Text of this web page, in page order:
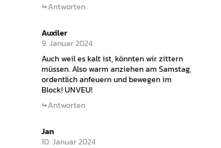
Antworten
Auxiler
9. Januar 2024
Auch weil es kalt ist, könnten wir zittern
müssen. Also warm anziehen am Samstag,
ordentlich anfeuern und bewegen im
Block! UNVEU!
Antworten
Jan
10. Januar 2024